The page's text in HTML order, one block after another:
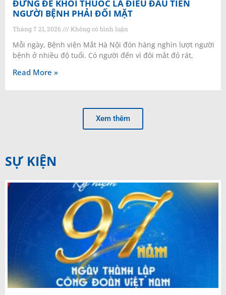
ĐỪNG ĐỂ KHÓI THUỐC LÀ ĐIỀU ĐẦU TIÊN
NGƯỜI BỆNH PHẢI ĐỐI MẶT
Tháng 7 21, 2026 Không có bình luận
Mỗi ngày, Bệnh viện Mắt Hà Nội đón hàng nghìn lượt người
bệnh ở nhiều độ tuổi. Có người đến vì đôi mắt đỏ rát,
Read More »
Xem thêm
SỰ KIỆN